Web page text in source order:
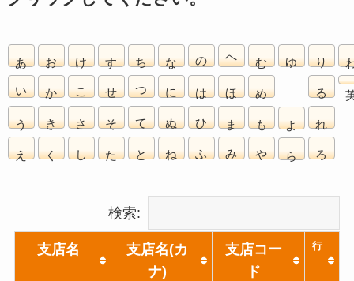
あ
い
う
え
お
か
き
く
け
こ
さ
し
す
せ
そ
た
ち
つ
て
と
な
に
ぬ
ね
の
は
ひ
ふ
へ
ほ
ま
み
む
め
も
や
ゆ
よ
ら
り
る
れ
ろ
検索:
支店名
支店名(カ
ナ)
支店コー
ド
行